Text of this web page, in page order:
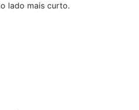
lado mais curto.